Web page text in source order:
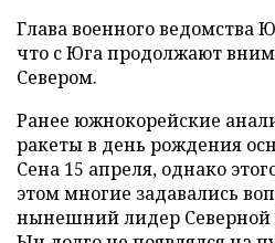
Глава военного ведомства
что с Юга продолжают
Севером.
Ранее южнокорейские
ракеты в день рождения
Сена 15 апреля, однако
этом многие задавались
нынешний лидер